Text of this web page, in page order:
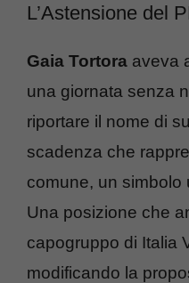
L’Astensione del
Gaia Tortora aveva
una giornata senza
riportare il nome di
scadenza che
comune, un simbolo
Una posizione che
capogruppo di Italia
modificando la